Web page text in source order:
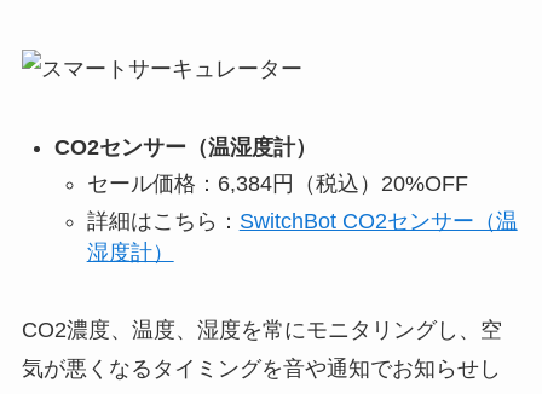
CO2センサー（温湿度計）
セール価格：6,384円（税込）20%OFF
詳細はこちら： SwitchBot CO2センサー（温
湿度計）
CO2濃度、温度、湿度を常にモニタリングし、空
気が悪くなるタイミングを音や通知でお知らせし